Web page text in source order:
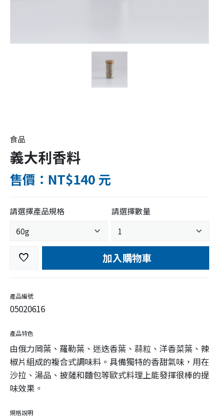
食品
義大利香料
售價：NT$140 元
請選擇產品規格 請選擇數量
favorite 加入購物車
產品編號
05020616
產品特色
由俄力岡葉、羅勒葉、迷迭香葉、蒜粒、洋香菜葉、辣
椒片組成的複合式調味料。具備獨特的香甜氣味，用在
沙拉、湯品、披薩和麵包等歐式料理上能發揮很棒的提
味效果。
規格說明